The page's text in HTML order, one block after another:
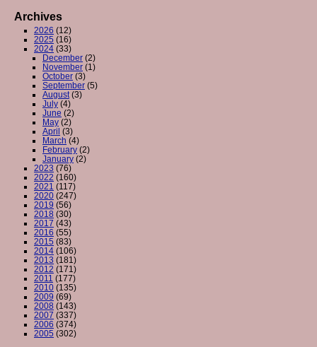
Archives
2026 (12)
2025 (16)
2024 (33)
December (2)
November (1)
October (3)
September (5)
August(3)
July (4)
June (2)
May (2)
April (3)
March (4)
February (2)
January (2)
2023 (76)
2022 (160)
2021 (117)
2020 (247)
2019 (56)
2018 (30)
2017 (43)
2016 (55)
2015 (83)
2014 (106)
2013 (181)
2012 (171)
2011 (177)
2010 (135)
2009 (69)
2008 (143)
2007 (337)
2006 (374)
2005 (302)